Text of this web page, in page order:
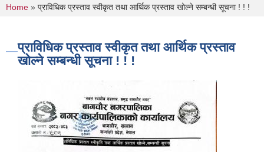
You are here
Home » प्राविधिक प्रस्ताव स्वीकृत तथा आर्थिक प्रस्ताव खोल्ने सम्बन्धी सूचना ! ! !
प्राविधिक प्रस्ताव स्वीकृत तथा आर्थिक प्रस्ताव
खोल्ने सम्बन्धी सूचना ! ! !